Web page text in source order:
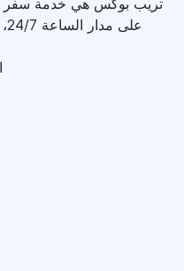
تريب بوكس هي خدمة سفر